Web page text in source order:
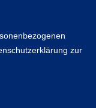
zur